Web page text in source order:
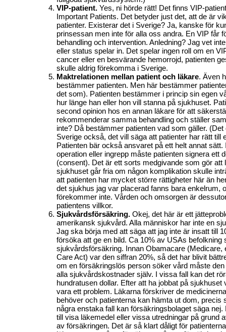
VIP-patient. Yes, ni hörde rätt! Det finns VIP-
Important Patients. Det betyder just det, att de är
patienter. Existerar det i Sverige? Ja, kanske för
prinsessan men inte för alla oss andra. En VIP får
behandling och intervention. Anledning? Jag vet
eller status spelar in. Det spelar ingen roll om en
cancer eller en besvärande hemorrojd, patienten
skulle aldrig förekomma i Sverige.
Maktrelationen mellan patient och läkare. Även
bestämmer patienten. Men här bestämmer
det som). Patienten bestämmer i princip sin egen
hur länge han eller hon vill stanna på sjukhuset.
second opinion hos en annan läkare för att
rekommenderar samma behandling och ställer
inte? Då bestämmer patienten vad som gäller.
Sverige också, det vill säga att patienter har rätt till
Patienten bär också ansvaret på ett helt annat sätt.
operation eller ingrepp måste patienten signera ett
(consent). Det är ett sorts medgivande som gör att
sjukhuset går fria om någon komplikation skulle
att patienten har mycket större rättigheter här än
det sjukhus jag var placerad fanns bara enkelrum,
förekommer inte. Vården och omsorgen är
patientens villkor.
Sjukvårdsförsäkring. Okej, det här är ett
amerikansk sjukvård. Alla människor har inte en
Jag ska börja med att säga att jag inte är insatt till
försöka att ge en bild. Ca 10% av USAs befolkning
sjukvårdsförsäkring. Innan Obamacare (Medicare,
Care Act) var den siffran 20%, så det har blivit
om en försäkringslös person söker vård måste
alla sjukvårdskostnader själv. I vissa fall kan det
hundratusen dollar. Efter att ha jobbat på sjukhuset
vara ett problem. Läkarna förskriver de
behöver och patienterna kan hämta ut dom, precis
några enstaka fall kan försäkringsbolaget säga nej.
till visa läkemedel eller vissa utredningar på grund
av försäkringen. Det är så klart dåligt för